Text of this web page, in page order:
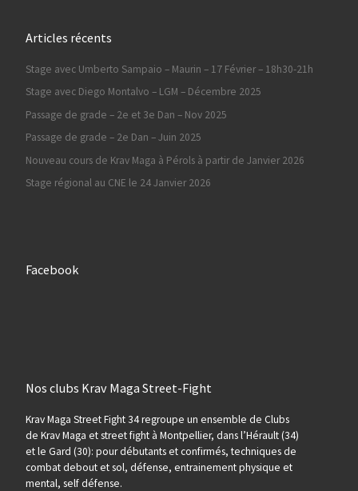
Articles récents
Stage avec Umberto Sampaio – Maurin – 17 Février – 18h30-21h
Stage avec Diego Montalvo – LGM – Décembre 2025
Passage de grade – 2e et 3e Dan – Nov 2025
Passage de grade – 2e Dan – Juin 2025
Nouveau cours de Krav Maga à Pérols à partir de Janvier 2026
Stage régional au CNE le 24 Janvier 2026
Facebook
Nos clubs Krav Maga Street-Fight
Krav Maga Street Fight 34 regroupe un ensemble de Clubs
de Krav Maga et street fight à Montpellier, dans l’Hérault (34)
et le Gard (30): pour débutants et confirmés, techniques de
combat debout et sol, défense, entrainement physique et
mental, self défense.